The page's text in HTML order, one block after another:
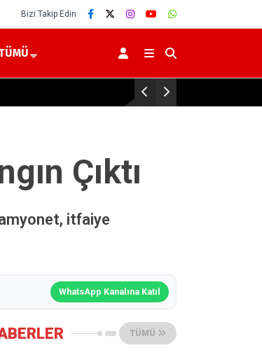
Bizi Takip Edin
Çıktı
itfaiye
WhatsApp Kanalına Katıl
TÜMÜ